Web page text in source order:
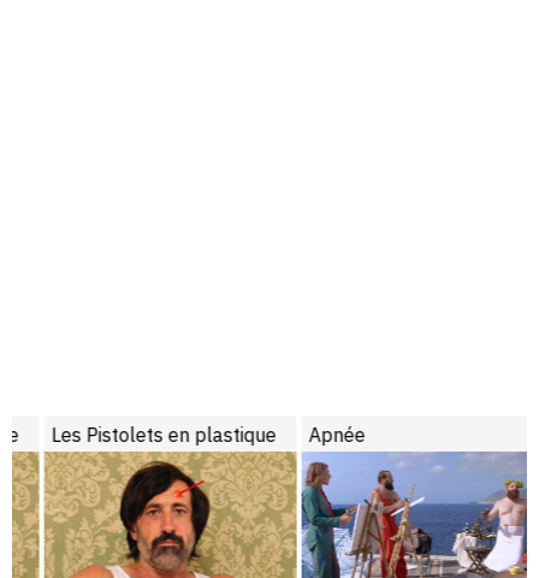
Les Pistolets en plastique Apnée